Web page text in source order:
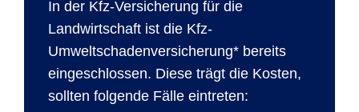
In der Kfz-Versicherung für die
Landwirtschaft ist die Kfz-
Umweltschadenversicherung* bereits
eingeschlossen. Diese trägt die Kosten,
sollten folgende Fälle eintreten: